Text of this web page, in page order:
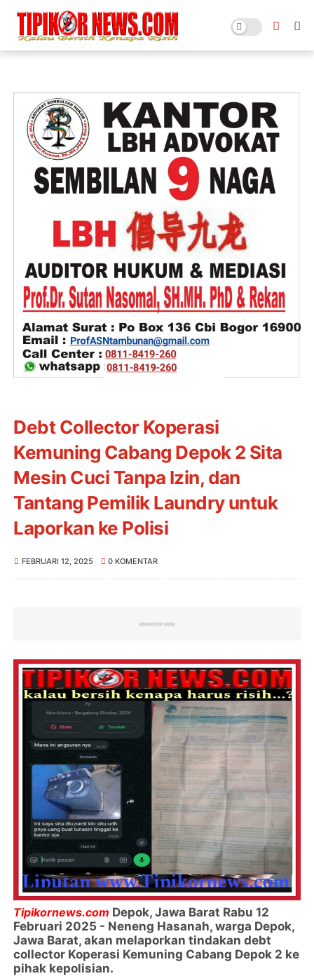
Debt Collector Koperasi
Kemuning Cabang Depok 2 Sita
Mesin Cuci Tanpa Izin, dan
Tantang Pemilik Laundry untuk
Laporkan ke Polisi
FEBRUARI 12, 2025 0 KOMENTAR
Tipikornews.com Depok, Jawa Barat Rabu 12
Februari 2025 - Neneng Hasanah, warga Depok,
Jawa Barat, akan melaporkan tindakan debt
collector Koperasi Kemuning Cabang Depok 2 ke
pihak kepolisian.